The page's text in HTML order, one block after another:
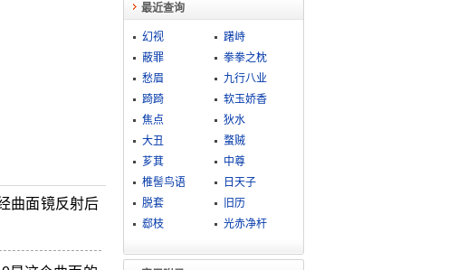
曲面镜反射后
最近查询
幻视
躇峙
蔽罪
拳拳之枕
愁眉
九行八业
踦踦
软玉娇香
焦点
狄水
大丑
蝥贼
芗萁
中尊
椎髻鸟语
日天子
脱套
旧历
郄枝
光赤净杆